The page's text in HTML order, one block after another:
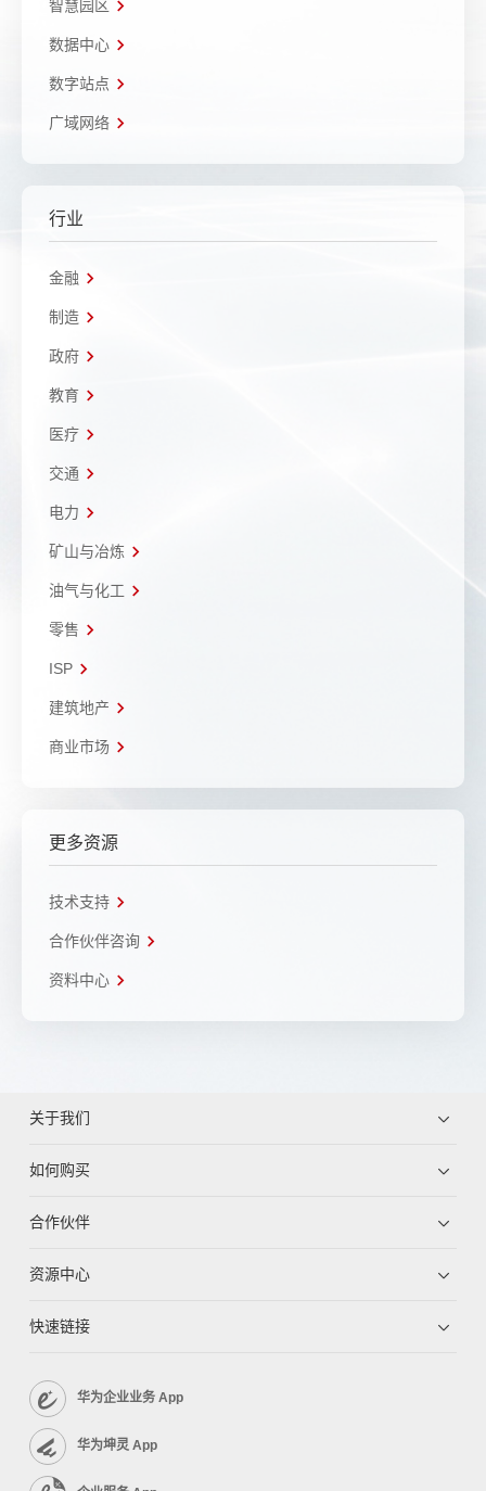
智慧园区
数据中心
数字站点
广域网络
行业
金融
制造
政府
教育
医疗
交通
电力
矿山与冶炼
油气与化工
零售
ISP
建筑地产
商业市场
更多资源
技术支持
合作伙伴咨询
资料中心
关于我们
如何购买
合作伙伴
资源中心
快速链接
华为企业业务 App
华为坤灵 App